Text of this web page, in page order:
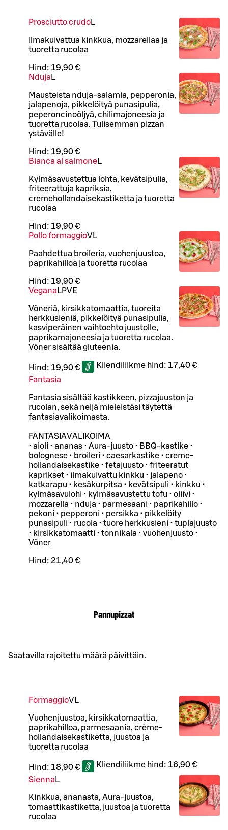
Prosciutto crudoL
Ilmakuivattua kinkkua, mozzarellaa ja
tuoretta rucolaa
Hind: 19,90 €
Nduja L
Mausteista nduja-salamia, pepperonia,
jalapenoja, pikkelöityä punasipulia,
peperoncinoöljyä, chilimajoneesia ja
tuoretta rucolaa. Tulisemman pizzan
ystävälle!
Hind: 19,90 €
Bianca al salmoneL
Kylmäsavustettua lohta, kevätsipulia,
friteerattuja kapriksia,
cremehollandaisekastiketta ja tuoretta
rucolaa
Hind: 19,90 €
Pollo formaggioVL
Paahdettua broileria, vuohenjuustoa,
paprikahilloa ja tuoretta rucolaa
Hind: 19,90 €
Vegana LPVE
Vöneriä, kirsikkatomaattia, tuoreita
herkkusieniä, pikkelöityä punasipulia,
kasviperäinen vaihtoehto juustolle,
paprikamajoneesia ja tuoretta rucolaa.
Vöner sisältää gluteenia.
Hind: 19,90 € Kliendiliikme hind: 17,40 €
Fantasia
Fantasia sisältää kastikkeen, pizzajuuston ja
rucolan, sekä neljä mieleistäsi täytettä
fantasiavalikoimasta.
FANTASIAVALIKOIMA
• aioli • ananas • Aura-juusto • BBQ-kastike •
bolognese • broileri • caesarkastike • creme-
hollandaisekastike • fetajuusto • friteeratut
kaprikset • ilmakuivattu kinkku • jalapeno •
katkarapu • kesäkurpitsa • kevätsipuli • kinkku •
kylmäsavulohi • kylmäsavustettu tofu • oliivi •
mozzarella • nduja • parmesaani • paprikahillo •
pekoni • pepperoni • persikka • pikkelöity
punasipuli • rucola • tuore herkkusieni • tuplajuusto
• kirsikkatomaatti • tonnikala • vuohenjuusto •
Vöner
Hind: 21,40 €
Pannupizzat
Saatavilla rajoitettu määrä päivittäin.
FormaggioVL
Vuohenjuustoa, kirsikkatomaattia,
paprikahilloa, parmesaania, crème-
hollandaisekastiketta, juustoa ja
tuoretta rucolaa
Hind: 18,90 € Kliendiliikme hind: 16,90 €
Sienna L
Kinkkua, ananasta, Aura-juustoa,
tomaattikastiketta, juustoa ja tuoretta
rucolaa